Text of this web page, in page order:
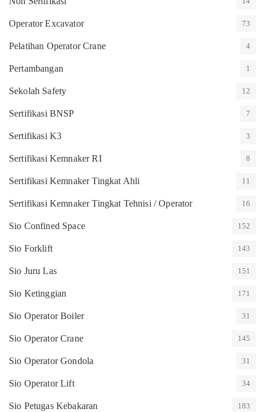
Operator Excavator 73
Pelatihan Operator Crane 4
Pertambangan 1
Sekolah Safety 12
Sertifikasi BNSP 7
Sertifikasi K3 3
Sertifikasi Kemnaker RI 8
Sertifikasi Kemnaker Tingkat Ahli 11
Sertifikasi Kemnaker Tingkat Tehnisi / Operator 16
Sio Confined Space 152
Sio Forklift 143
Sio Juru Las 151
Sio Ketinggian 171
Sio Operator Boiler 31
Sio Operator Crane 145
Sio Operator Gondola 31
Sio Operator Lift 34
Sio Petugas Kebakaran 183